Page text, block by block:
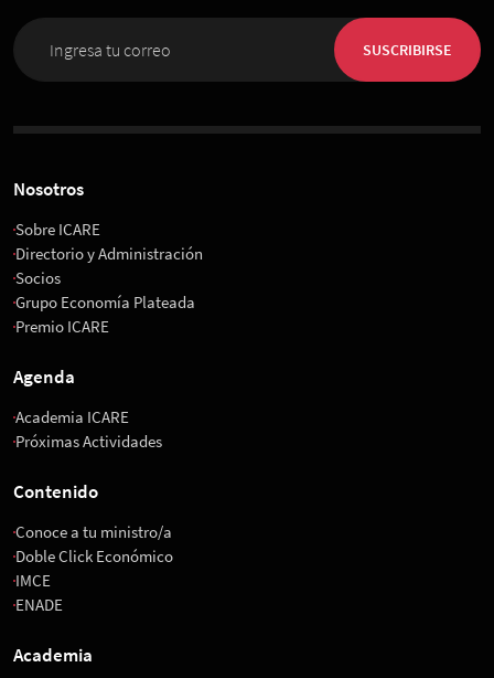
SUSCRIBIRSE
Nosotros
Sobre ICARE
Directorio y Administración
Socios
Grupo Economía Plateada
Premio ICARE
Agenda
Academia ICARE
Próximas Actividades
Contenido
Conoce a tu ministro/a
Doble Click Económico
IMCE
ENADE
Academia